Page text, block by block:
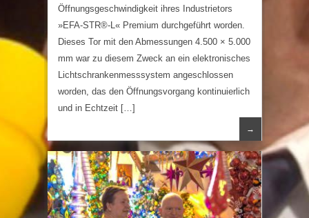
Öffnungsgeschwindigkeit ihres Industrietors
»EFA-STR®-L« Premium durchgeführt worden.
Dieses Tor mit den Abmessungen 4.500 × 5.000
mm war zu diesem Zweck an ein elektronisches
Lichtschrankenmesssystem angeschlossen
worden, das den Öffnungsvorgang kontinuierlich
und in Echtzeit […]
→